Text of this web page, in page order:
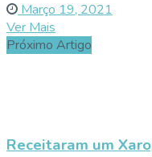
Março 19, 2021
Ver Mais
Próximo Artigo
Receitaram um